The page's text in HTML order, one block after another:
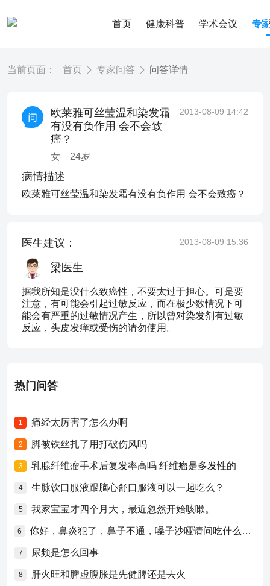
首页 健康科普 学术会议 专
当前页面： 首页 专家问答 问答详情
欧莱雅可丝莹温和染发霜
有没有负作用 会不会致
癌？
女 24岁
2013-08-09 14:42
病情描述
欧莱雅可丝莹温和染发霜有没有负作用 会不会致癌？
医生建议： 2013-08-09 15:36
梁医生
据我所知是没什么致癌性，不要太过于担心。可是要
注意，有可能会引起过敏反应，而在极少数情况下可
能会有严重的过敏情况产生，所以曾对染发剂有过敏
反应，头皮发痒或受伤的请勿使用。
热门问答
1 痛经太厉害了怎么办啊
2 脚被铁丝扎了用打破伤风吗
3 乳腺纤维瘤手术后复发率高吗 纤维瘤是多发性的
4 生脉饮口服液跟脑心舒口服液可以一起吃么？
5 我家宝宝才四个月大，最近忽然开始咳嗽。
6 你好，鼻炎犯了，鼻子不通，嗓子沙哑请问吃什么药比较好？
7 尿频是怎么回事
8 肝火旺和脾虚腹胀是先健脾还是去火